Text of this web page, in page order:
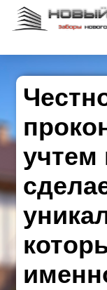
учтем